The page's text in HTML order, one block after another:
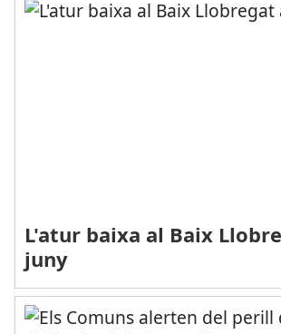
L'atur baixa al Baix
juny